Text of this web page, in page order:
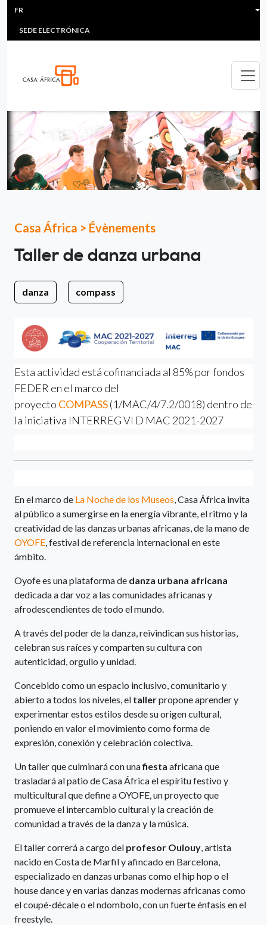
Aller au contenu principal
HEADER MENU
MULTIMEDIA
SEDE ELECTRÓNICA
FR
Casa África > Évènements
Taller de danza urbana
danza compass
Esta actividad está cofinanciada al 85% por fondos
FEDER en el marco del
proyecto COMPASS(1/MAC/4/7.2/0018) dentro de
la iniciativa INTERREG VI D MAC 2021-2027
En el marco de La Noche de los Museos, Casa África invita
al público a sumergirse en la energía vibrante, el ritmo y la
creatividad de las danzas urbanas africanas, de la mano de
OYOFE, festival de referencia internacional en este
ámbito.
Oyofe es una plataforma de danza urbana africana
dedicada a dar voz a las comunidades africanas y
afrodescendientes de todo el mundo.
A través del poder de la danza, reivindican sus historias,
celebran sus raíces y comparten su cultura con
autenticidad, orgullo y unidad.
Concebido como un espacio inclusivo, comunitario y
abierto a todos los niveles, el tallerpropone aprender y
experimentar estos estilos desde su origen cultural,
poniendo en valor el movimiento como forma de
expresión, conexión y celebración colectiva.
Un taller que culminará con unafiesta africana que
trasladará al patio de Casa África el espíritu festivo y
multicultural que define a OYOFE, un proyecto que
promueve el intercambio cultural y la creación de
comunidad a través de la danza y la música.
El taller correrá a cargo del profesor Oulouy, artista
nacido en Costa de Marfil y afincado en Barcelona,
especializado en danzas urbanas como el hip hop o el
house dance y en varias danzas modernas africanas como
el coupé-décale o el ndombolo, con un fuerte énfasis en el
freestyle.